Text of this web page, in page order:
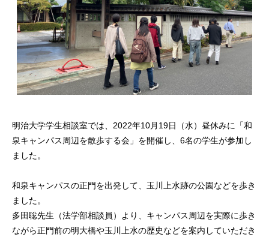
明治大学学生相談室では、2022年10月19日（水）昼休みに「和
泉キャンパス周辺を散歩する会」を開催し、6名の学生が参加し
ました。
和泉キャンパスの正門を出発して、玉川上水跡の公園などを歩き
ました。
多田聡先生（法学部相談員）より、キャンパス周辺を実際に歩き
ながら正門前の明大橋や玉川上水の歴史などを案内していただき